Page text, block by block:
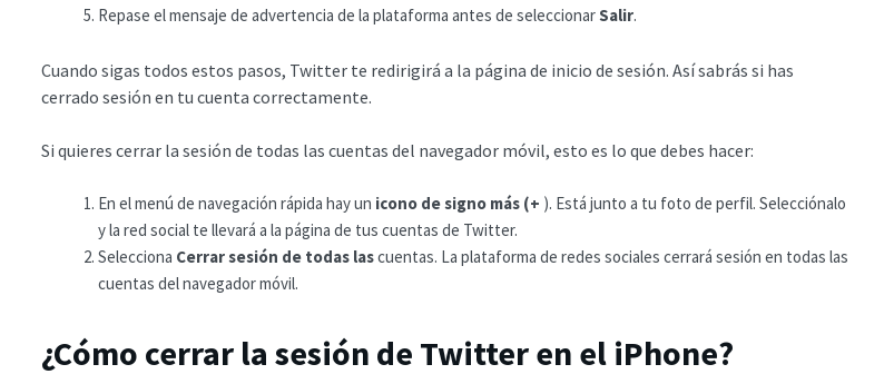
Repase el mensaje de advertencia de la plataforma antes de seleccionarSalir.
Cuando sigas todos estos pasos, Twitter te redirigirá a la página de inicio de sesión. Así sabrás si has
cerrado sesión en tu cuenta correctamente.
Si quieres cerrar la sesión de todas las cuentas del navegador móvil, esto es lo que debes hacer:
En el menú de navegación rápida hay un icono de signo más (+ ). Está junto a tu foto de perfil. Selecciónalo
y la red social te llevará a la página de tus cuentas de Twitter.
Selecciona Cerrar sesión de todas lascuentas. La plataforma de redes sociales cerrará sesión en todas las
cuentas del navegador móvil.
¿Cómo cerrar la sesión de Twitter en el iPhone?